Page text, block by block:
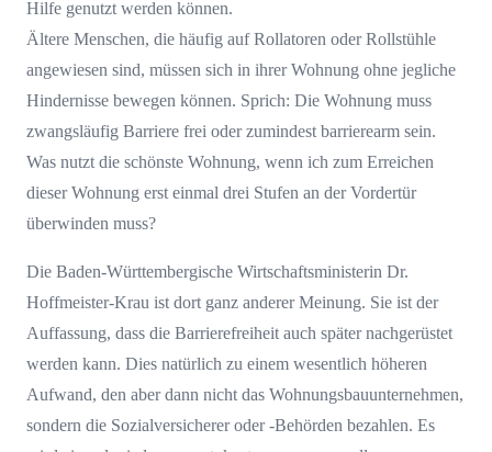
Hilfe genutzt werden können.
Ältere Menschen, die häufig auf Rollatoren oder Rollstühle
angewiesen sind, müssen sich in ihrer Wohnung ohne jegliche
Hindernisse bewegen können. Sprich: Die Wohnung muss
zwangsläufig Barriere frei oder zumindest barrierearm sein.
Was nutzt die schönste Wohnung, wenn ich zum Erreichen
dieser Wohnung erst einmal drei Stufen an der Vordertür
überwinden muss?
Die Baden-Württembergische Wirtschaftsministerin Dr.
Hoffmeister-Krau ist dort ganz anderer Meinung. Sie ist der
Auffassung, dass die Barrierefreiheit auch später nachgerüstet
werden kann. Dies natürlich zu einem wesentlich höheren
Aufwand, den aber dann nicht das Wohnungsbauunternehmen,
sondern die Sozialversicherer oder -Behörden bezahlen. Es